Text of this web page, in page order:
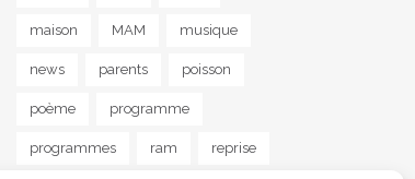
maison MAM musique
news parents poisson
poème programme
programmes ram reprise